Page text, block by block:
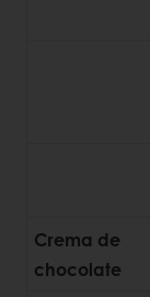
Crema de
chocolate